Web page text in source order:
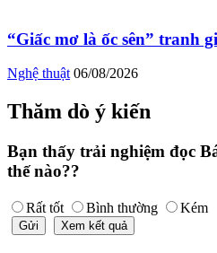
“Giấc mơ là ốc sên” tranh
Nghệ thuật 06/08/2026
Thăm dò ý kiến
Bạn thấy trải nghiệm đọc
thế nào??
Rất tốt Bình thường Kém
Gửi Xem kết quả